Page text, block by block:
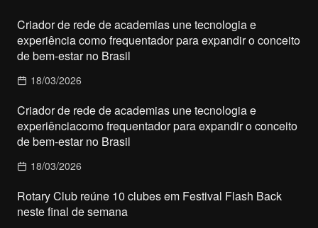
Criador de rede de academias une tecnologia e
experiência como frequentador para expandir o conceito
de bem-estar no Brasil
18/03/2026
Criador de rede de academias une tecnologia e
experiênciacomo frequentador para expandir o conceito
de bem-estar no Brasil
18/03/2026
Rotary Club reúne 10 clubes em Festival Flash Back
neste final de semana